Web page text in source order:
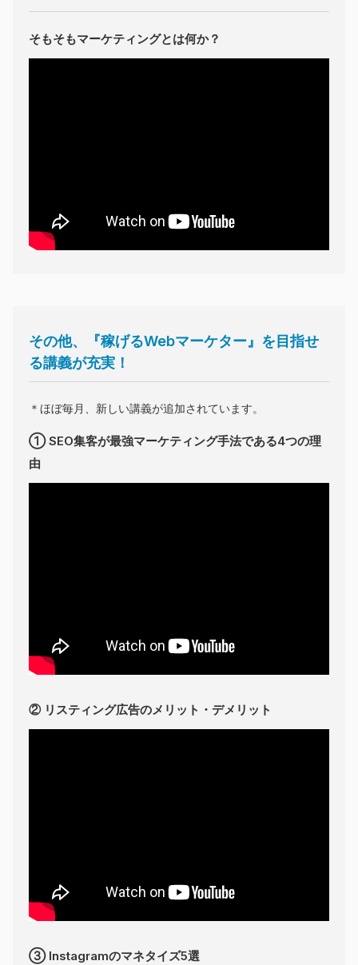
そもそもマーケティングとは何か？
その他、『稼げるWebマーケター』を目指せ
る講義が充実！
＊ほぼ毎月、新しい講義が追加されています。
① SEO集客が最強マーケティング手法である4つの理
由
② リスティング広告のメリット・デメリット
③ Instagramのマネタイズ5選